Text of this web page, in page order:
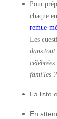
Pour
chaque
remue-
Les
dans tout
familles
La liste
En